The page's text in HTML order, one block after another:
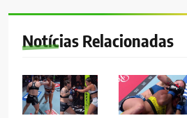
Notícias Relacionadas